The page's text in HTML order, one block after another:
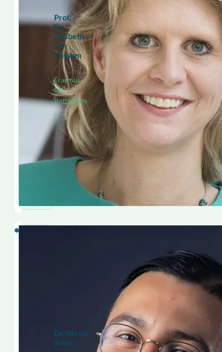
Prof.
Dr.
Liesbeth
van
Rossum
Erasmus
MC
Rotterdam
Dr. Mesut
Savas